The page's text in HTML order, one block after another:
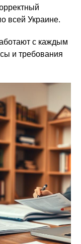
всей Украине.
с каждым
и требования